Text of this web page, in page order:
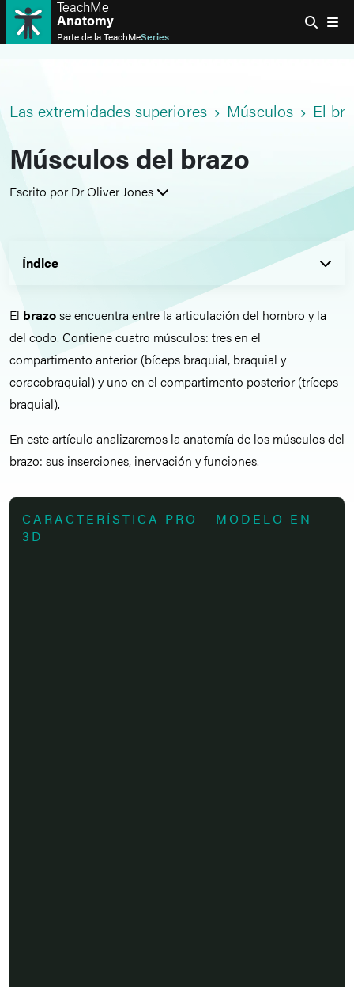
TeachMe
Anatomy
Parte de laTeachMeSeries
Las extremidades superiores Músculos El
Músculos del brazo
Escrito por Dr Oliver Jones
Índice
El brazose encuentra entre la articulación del hombro y la
del codo. Contiene cuatro músculos: tres en el
compartimento anterior (bíceps braquial, braquial y
coracobraquial) y uno en el compartimento posterior (tríceps
braquial).
En este artículo analizaremos la anatomía de los músculos del
brazo: sus inserciones, inervación y funciones.
CARACTERÍSTICA PRO - MODELO EN
3D